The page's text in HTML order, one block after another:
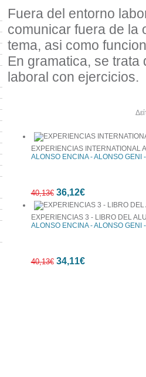
Fuera del entorno
comunicar fuera de la
tema, asi como
En gramatica, se
laboral con ejercicios.
EXPERIENCIAS INTERNATIONAL
ALONSO ENCINA - ALONSO GENI
40,13€ 36,12€
EXPERIENCIAS 3 - LIBRO DEL
ALONSO ENCINA - ALONSO GENI
40,13€ 34,11€